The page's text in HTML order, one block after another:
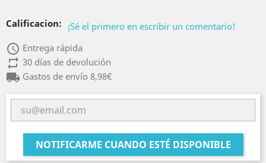
Calificacion: ¡Sé el primero en escribir un comentario!
access_time Entrega rápida
repeat30 días de devolución
local_shippingGastos de envío 8,98€
NOTIFICARME CUANDO ESTÉ DISPONIBLE